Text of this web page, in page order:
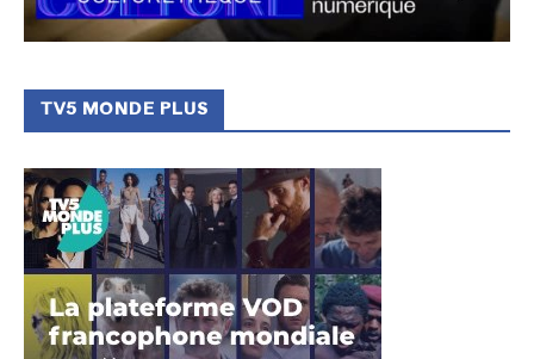
TV5 MONDE PLUS